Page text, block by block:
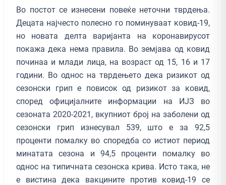
Во постот се изнесени повеќе неточни тврдења.
Децата најчесто полесно го поминуваат ковид-19,
но новата делта варијанта на коронавирусот
покажа дека нема правила. Во земјава од ковид
починаа и млади лица, на возраст од 15, 16 и 17
години. Во однос на тврдењето дека ризикот од
сезонски грип е повисок од ризикот за ковид,
според официјалните информации на ИЈЗ во
сезоната 2020-2021, вкупниот број на заболени од
сезонски грип изнесувал 539, што е за 92,5
проценти помалку во споредба со истиот период
минатата сезона и 94,5 проценти помалку во
однос на типичната сезонска крива. Исто така, не
е вистина дека вакцините против ковид-19 се